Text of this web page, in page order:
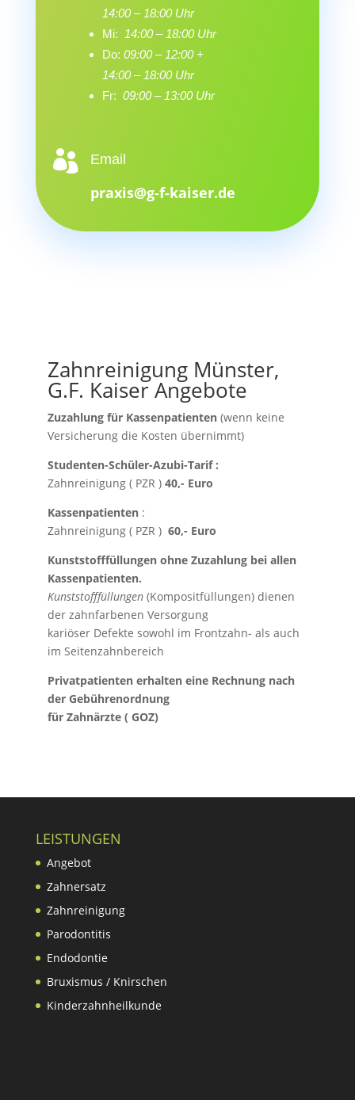
14:00 – 18:00 Uhr
Mi: 14:00 – 18:00 Uhr
Do:09:00 – 12:00 +
14:00 – 18:00 Uhr
Fr:09:00 – 13:00 Uhr
 Email
praxis@g-f-kaiser.de
Zahnreinigung Münster,
G.F. Kaiser Angebote
Zuzahlung für Kassenpatienten(wenn keine
Versicherung die Kosten übernimmt)
Studenten-Schüler-Azubi-Tarif :
Zahnreinigung ( PZR ) 40,- Euro
Kassenpatienten:
Zahnreinigung ( PZR ) 60,- Euro
Kunststofffüllungen ohne Zuzahlung bei allen
Kassenpatienten.
Kunststofffüllungen(Kompositfüllungen) dienen
der zahnfarbenen Versorgung
kariöser Defekte sowohl im Frontzahn- als auch
im Seitenzahnbereich
Privatpatienten erhalten eine Rechnung nach
der Gebührenordnung
für Zahnärzte ( GOZ)
LEISTUNGEN
Angebot
Zahnersatz
Zahnreinigung
Parodontitis
Endodontie
Bruxismus / Knirschen
Kinderzahnheilkunde